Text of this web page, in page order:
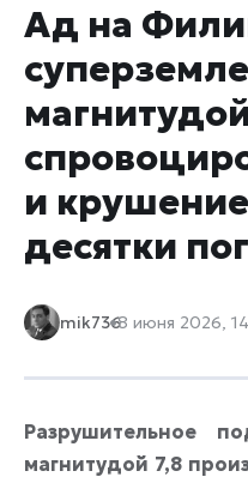
Ад на
и
десятки
mik7368 июня 2026,
Разрушительное
магнитудой 7,8